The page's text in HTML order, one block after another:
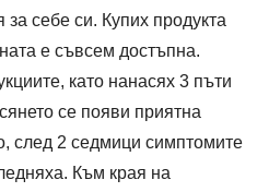
себе си. Купих продукта
е съвсем достъпна.
като нанасях 3 пъти
се появи приятна
след 2 седмици симптомите
Към края на